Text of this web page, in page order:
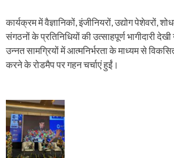
कार्यक्रम में वैज्ञानिकों, इंजीनियरों, उद्योग पेशेवरों,
संगठनों के प्रतिनिधियों की उत्साहपूर्ण भागीदारी
उन्नत सामग्रियों में आत्मनिर्भरता के माध्यम से
करने के रोडमैप पर गहन चर्चाएं हुईं।
P
o
s